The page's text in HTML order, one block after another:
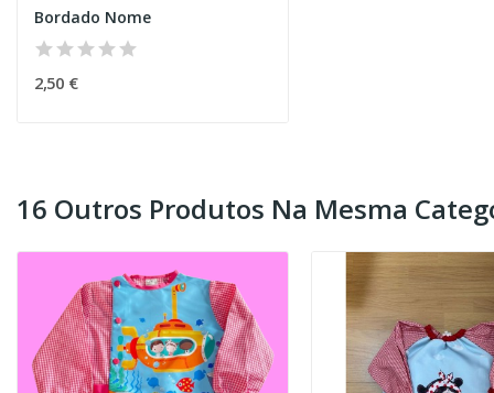
Bordado Nome
2,50 €
16 Outros Produtos Na Mesma